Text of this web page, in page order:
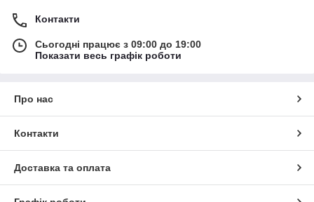
Контакти
Сьогодні працює з 09:00 до 19:00
Показати весь графік роботи
Про нас
Контакти
Доставка та оплата